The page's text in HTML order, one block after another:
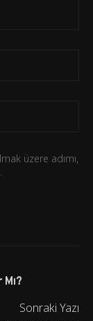
üzere adımı,
Sonraki Yazı